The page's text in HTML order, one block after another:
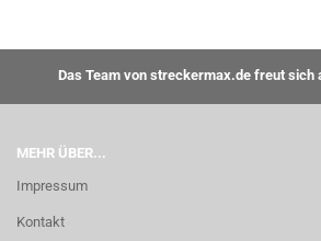
Das Team von streckermax.de freut sich
MEHR ÜBER...
Impressum
Kontakt